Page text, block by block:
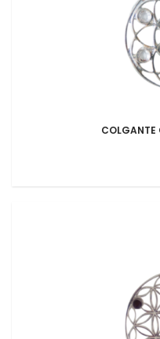
COLGANTE